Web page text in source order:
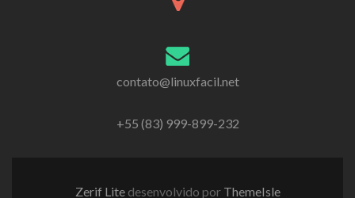
contato@linuxfacil.net
+55 (83) 999-899-232
Zerif Lite desenvolvido por ThemeIsle